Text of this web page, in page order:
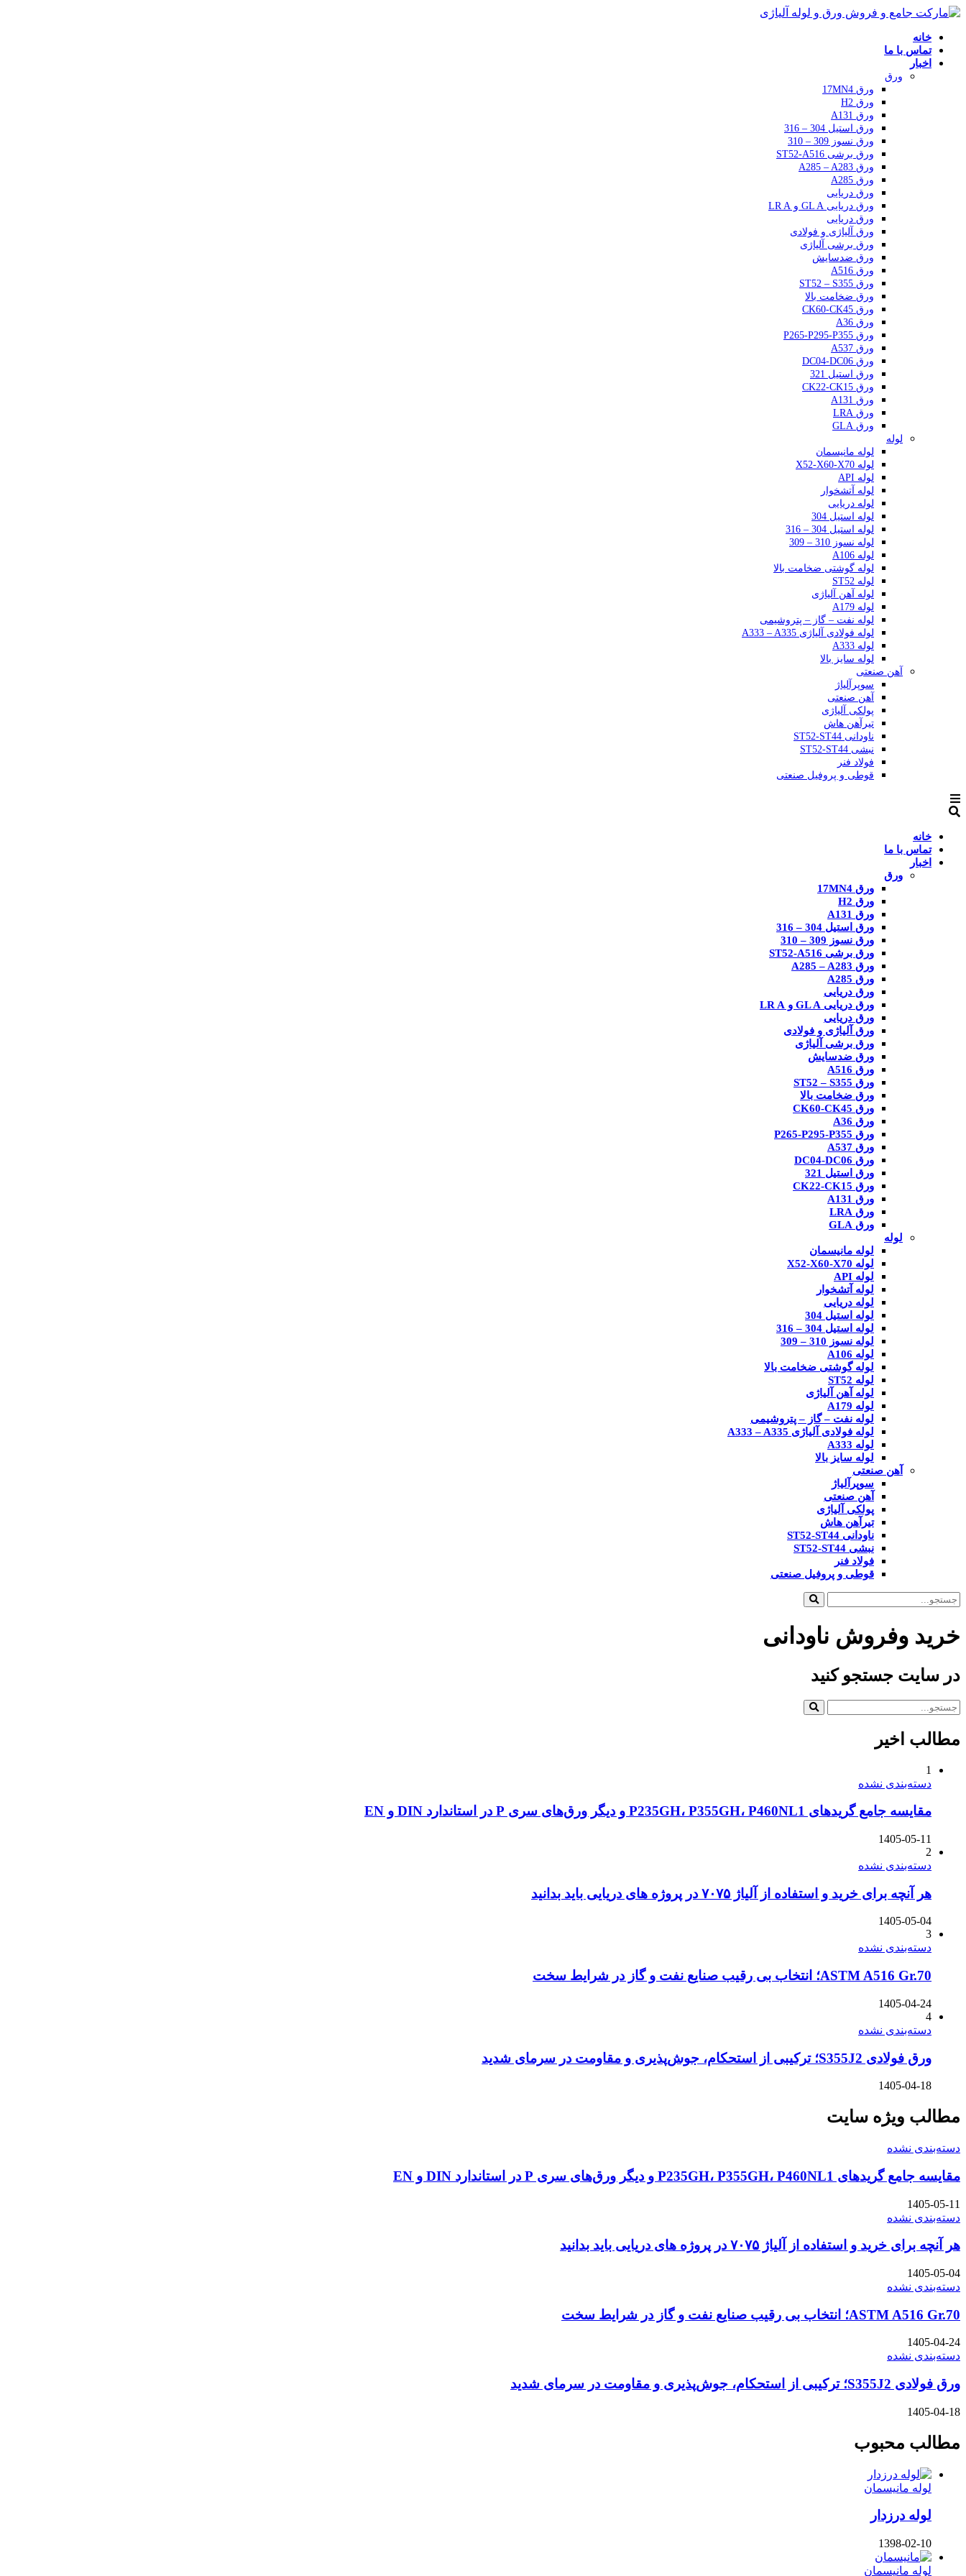
خانه
تماس با ما
اخبار
ورق
ورق 17MN4
ورق H2
ورق A131
ورق استیل 304 – 316
ورق نسوز 309 – 310
ورق برشی ST52-A516
ورق A285 – A283
ورق A285
ورق دریایی
ورق دریایی GL A و LR A
ورق دریایی
ورق آلیاژی و فولادی
ورق برشی آلیاژی
ورق ضدسایش
ورق A516
ورق ST52 – S355
ورق ضخامت بالا
ورق CK60-CK45
ورق A36
ورق P265-P295-P355
ورق A537
ورق DC04-DC06
ورق استیل 321
ورق CK22-CK15
ورق A131
ورق LRA
ورق GLA
لوله
لوله مانیسمان
لوله X52-X60-X70
لوله API
لوله آتشخوار
لوله دریایی
لوله استیل 304
لوله استیل 304 – 316
لوله نسوز 310 – 309
لوله A106
لوله گوشتی ضخامت بالا
لوله ST52
لوله آهن آلیاژی
لوله A179
لوله نفت – گاز – پتروشیمی
لوله فولادی آلیاژی A333 – A335
لوله A333
لوله سایز بالا
آهن صنعتی
سوپرآلیاژ
آهن صنعتی
پولکی آلیاژی
تیرآهن هاش
ناودانی ST52-ST44
نبشی ST52-ST44
فولاد فنر
قوطی و پروفیل صنعتی
خانه
تماس با ما
اخبار
ورق
ورق 17MN4
ورق H2
ورق A131
ورق استیل 304 – 316
ورق نسوز 309 – 310
ورق برشی ST52-A516
ورق A285 – A283
ورق A285
ورق دریایی
ورق دریایی GL A و LR A
ورق دریایی
ورق آلیاژی و فولادی
ورق برشی آلیاژی
ورق ضدسایش
ورق A516
ورق ST52 – S355
ورق ضخامت بالا
ورق CK60-CK45
ورق A36
ورق P265-P295-P355
ورق A537
ورق DC04-DC06
ورق استیل 321
ورق CK22-CK15
ورق A131
ورق LRA
ورق GLA
لوله
لوله مانیسمان
لوله X52-X60-X70
لوله API
لوله آتشخوار
لوله دریایی
لوله استیل 304
لوله استیل 304 – 316
لوله نسوز 310 – 309
لوله A106
لوله گوشتی ضخامت بالا
لوله ST52
لوله آهن آلیاژی
لوله A179
لوله نفت – گاز – پتروشیمی
لوله فولادی آلیاژی A333 – A335
لوله A333
لوله سایز بالا
آهن صنعتی
سوپرآلیاژ
آهن صنعتی
پولکی آلیاژی
تیرآهن هاش
ناودانی ST52-ST44
نبشی ST52-ST44
فولاد فنر
قوطی و پروفیل صنعتی
خرید وفروش ناودانی
در سایت جستجو کنید
مطالب اخیر
1
دسته‌بندی نشده
مقایسه جامع گریدهای P235GH، P355GH، P460NL1 و دیگر ورق‌های سری P در استاندارد DIN و EN
1405-05-11
2
دسته‌بندی نشده
هر آنچه برای خرید و استفاده از آلیاژ ۷۰۷۵ در پروژه های دریایی باید بدانید
1405-05-04
3
دسته‌بندی نشده
ASTM A516 Gr.70؛ انتخاب بی رقیب صنایع نفت و گاز در شرایط سخت
1405-04-24
4
دسته‌بندی نشده
ورق فولادی S355J2؛ ترکیبی از استحکام، جوش‌پذیری و مقاومت در سرمای شدید
1405-04-18
مطالب ویژه سایت
دسته‌بندی نشده
مقایسه جامع گریدهای P235GH، P355GH، P460NL1 و دیگر ورق‌های سری P در استاندارد DIN و EN
1405-05-11
دسته‌بندی نشده
هر آنچه برای خرید و استفاده از آلیاژ ۷۰۷۵ در پروژه های دریایی باید بدانید
1405-05-04
دسته‌بندی نشده
ASTM A516 Gr.70؛ انتخاب بی رقیب صنایع نفت و گاز در شرایط سخت
1405-04-24
دسته‌بندی نشده
ورق فولادی S355J2؛ ترکیبی از استحکام، جوش‌پذیری و مقاومت در سرمای شدید
1405-04-18
مطالب محبوب
لوله مانیسمان
لوله درزدار
1398-02-10
لوله مانیسمان